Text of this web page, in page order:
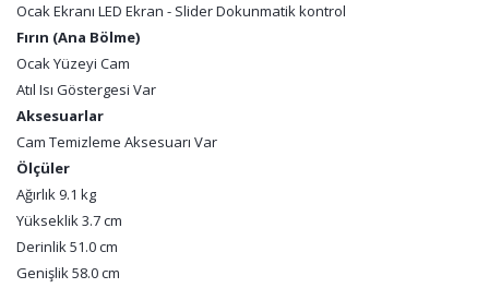
Ocak Ekranı LED Ekran - Slider Dokunmatik kontrol
Fırın (Ana Bölme)
Ocak Yüzeyi Cam
Atıl Isı Göstergesi Var
Aksesuarlar
Cam Temizleme Aksesuarı Var
Ölçüler
Ağırlık 9.1 kg
Yükseklik 3.7 cm
Derinlik 51.0 cm
Genişlik 58.0 cm